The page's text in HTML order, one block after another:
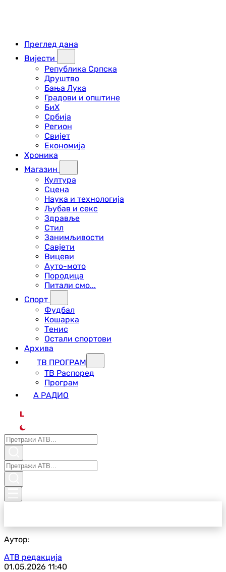
Преглед дана
Вијести
Република Српска
Друштво
Бања Лука
Градови и општине
БиХ
Србија
Регион
Свијет
Економија
Хроника
Магазин
Култура
Сцена
Наука и технологија
Љубав и секс
Здравље
Стил
Занимљивости
Савјети
Вицеви
Ауто-мото
Породица
Питали смо...
Спорт
Фудбал
Кошарка
Тенис
Остали спортови
Архива
ТВ ПРОГРАМ
ТВ Распоред
Програм
А РАДИО
L
Аутор:
АТВ редакција
01.05.2026 11:40